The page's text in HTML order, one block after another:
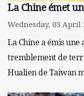
La Chine émet
Wednesday, 03 April
La Chine a émis
tremblement de
Hualien de Taiwan